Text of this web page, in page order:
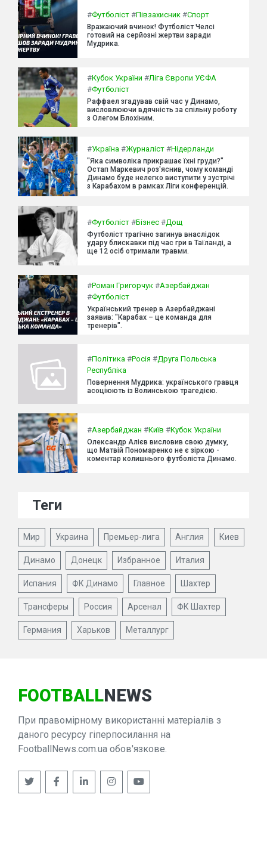
#Футболіст #Півзахисник #Спорт
Вражаючий вчинок! Футболіст Челсі
готовий на серйозні жертви заради
Мудрика.
#Кубок України #Ліга Європи УЄФА
#Футболіст
Раффаел згадував свій час у Динамо,
висловлюючи вдячність за спільну роботу
з Олегом Блохіним.
#Україна #Журналіст #Нідерланди
"Яка символіка прикрашає їхні груди?"
Остап Маркевич роз'яснив, чому команді
Динамо буде нелегко виступити у зустрічі
з Карабахом в рамках Ліги конференцій.
#Футболіст #Бізнес #Дощ
Футболіст трагічно загинув внаслідок
удару блискавки під час гри в Таїланді, а
ще 12 осіб отримали травми.
#Роман Григорчук #Азербайджан
#Футболіст
Український тренер в Азербайджані
заявив: "Карабах – це команда для
тренерів".
#Політика #Росія #Друга Польська
Республіка
Повернення Мудрика: українського гравця
асоціюють із Волинською трагедією.
#Азербайджан #Київ #Кубок України
Олександр Алієв висловив свою думку,
що Матвій Пономаренко не є зіркою -
коментар колишнього футболіста Динамо.
Теги
Мир Украина Премьер-лига Англия Киев
Динамо Донецк Избранное Италия
Испания ФК Динамо Главное Шахтер
Трансферы Россия Арсенал ФК Шахтер
Германия Харьков Металлург
FOOTBALLNEWS
При правомірному використанні матеріалів з
даного ресурсу гіперпосилання на
FootballNews.com.ua обов'язкове.